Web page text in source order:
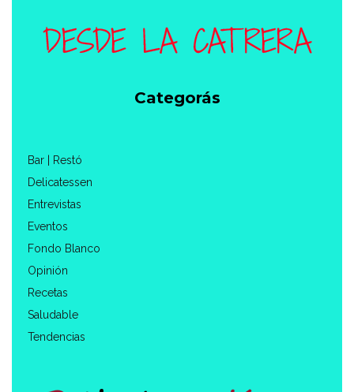
Categorás
Bar | Restó
Delicatessen
Entrevistas
Eventos
Fondo Blanco
Opinión
Recetas
Saludable
Tendencias